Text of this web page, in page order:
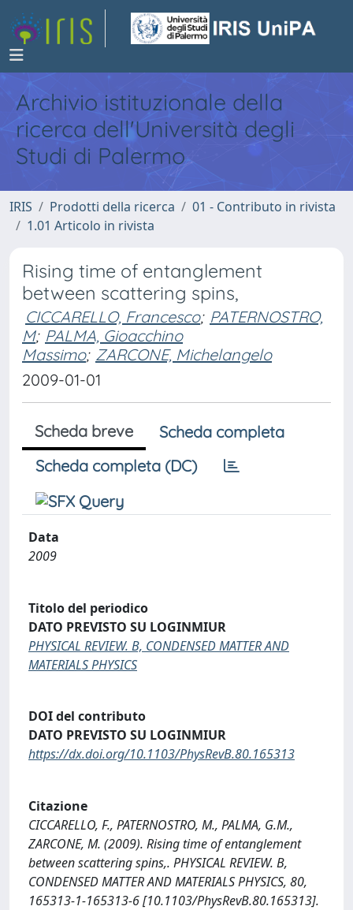
Archivio istituzionale della
ricerca dell'Università degli
Studi di Palermo
IRIS Prodotti della ricerca
01 - Contributo in rivista
1.01 Articolo in rivista
Rising time of entanglement
between scattering spins,
CICCARELLO, Francesco; PATERNOSTRO,
M; PALMA, Gioacchino
Massimo; ZARCONE, Michelangelo
2009-01-01
Scheda breve
Scheda completa
Scheda completa (DC)
Data
2009
Titolo del periodico
DATO PREVISTO SU LOGINMIUR
PHYSICAL REVIEW. B, CONDENSED MATTER AND
MATERIALS PHYSICS
DOI del contributo
DATO PREVISTO SU LOGINMIUR
https://dx.doi.org/10.1103/PhysRevB.80.165313
Citazione
CICCARELLO, F., PATERNOSTRO, M., PALMA, G.M.,
ZARCONE, M. (2009). Rising time of entanglement
between scattering spins,. PHYSICAL REVIEW. B,
CONDENSED MATTER AND MATERIALS PHYSICS, 80,
165313-1-165313-6 [10.1103/PhysRevB.80.165313].